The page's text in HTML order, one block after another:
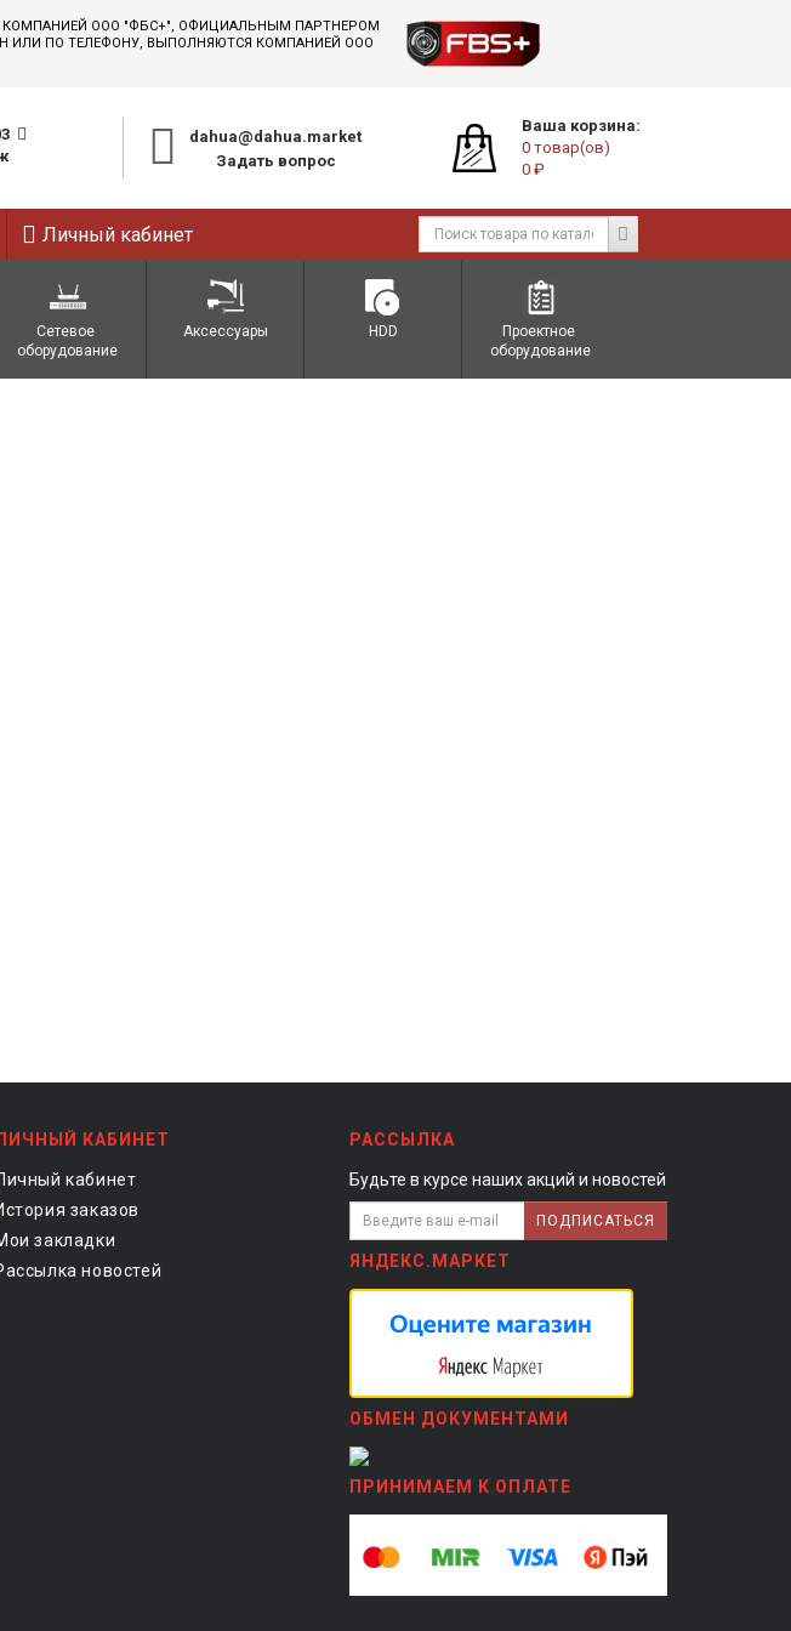
С КОМПАНИЕЙ ООО "ФБС+", ОФИЦИАЛЬНЫМ ПАРТНЕРОМ
ИЛИ ПО ТЕЛЕФОНУ, ВЫПОЛНЯЮТСЯ КОМПАНИЕЙ ООО
dahua@dahua.market
Задать вопрос
Ваша корзина:
0 товар(ов)
0 ₽
Личный кабинет
Сетевое
оборудование
Аксессуары HDD
Проектное
оборудование
КАБИНЕТ
кабинет
заказов
закладки
новостей
РАССЫЛКА
Будьте в курсе наших акций и новостей
ПОДПИСАТЬСЯ
ЯНДЕКС.МАРКЕТ
ОБМЕН ДОКУМЕНТАМИ
ПРИНИМАЕМ К ОПЛАТЕ